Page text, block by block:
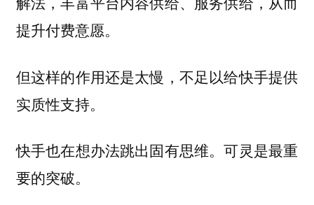
提升付费意愿。
但这样的作用还是太慢，不足以给快手提供
实质性支持。
快手也在想办法跳出固有思维。可灵是最重
要的突破。